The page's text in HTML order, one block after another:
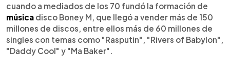
cuando a mediados de los 70 fundó la formación de
música disco Boney M, que llegó a vender más de 150
millones de discos, entre ellos más de 60 millones de
singles con temas como "Rasputin", "Rivers of Babylon",
"Daddy Cool" y "Ma Baker".